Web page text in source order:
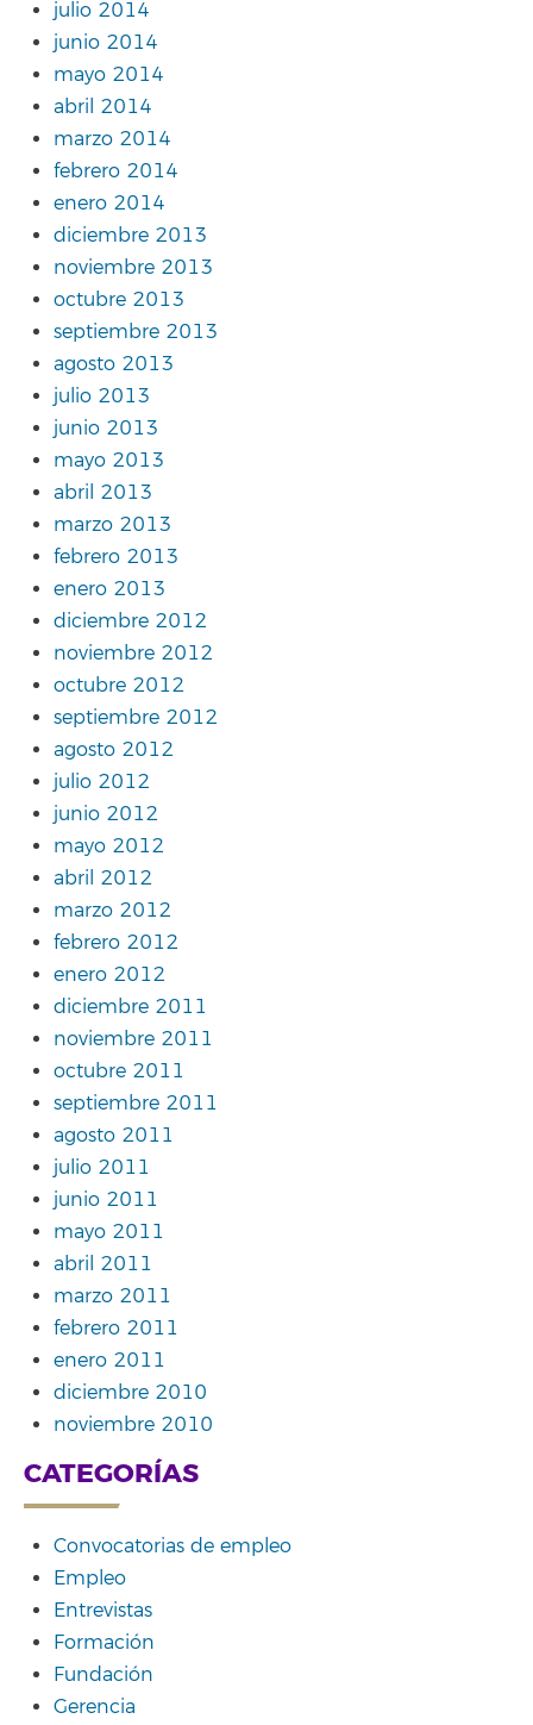
julio 2014
junio 2014
mayo 2014
abril 2014
marzo 2014
febrero 2014
enero 2014
diciembre 2013
noviembre 2013
octubre 2013
septiembre 2013
agosto 2013
julio 2013
junio 2013
mayo 2013
abril 2013
marzo 2013
febrero 2013
enero 2013
diciembre 2012
noviembre 2012
octubre 2012
septiembre 2012
agosto 2012
julio 2012
junio 2012
mayo 2012
abril 2012
marzo 2012
febrero 2012
enero 2012
diciembre 2011
noviembre 2011
octubre 2011
septiembre 2011
agosto 2011
julio 2011
junio 2011
mayo 2011
abril 2011
marzo 2011
febrero 2011
enero 2011
diciembre 2010
noviembre 2010
CATEGORÍAS
Convocatorias de empleo
Empleo
Entrevistas
Formación
Fundación
Gerencia